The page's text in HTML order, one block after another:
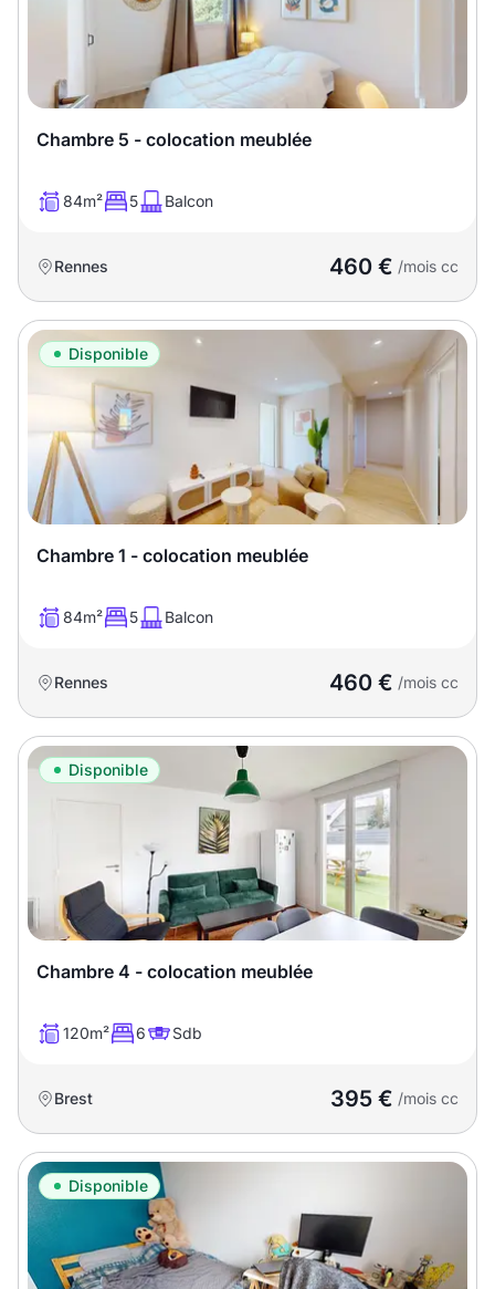
Chambre 5 - colocation meublée
84m² 5 Balcon
Rennes 460 € /mois cc
Disponible
Chambre 1 - colocation meublée
84m² 5 Balcon
Rennes 460 € /mois cc
Disponible
Chambre 4 - colocation meublée
120m² 6 Sdb
Brest 395 € /mois cc
Disponible